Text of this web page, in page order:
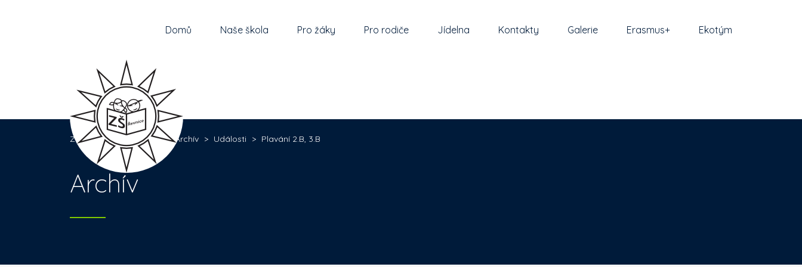
Domů Naše škola Pro žáky Pro rodiče Jídelna Kontakty Galerie Erasmus+ Ekotým
Základní škola Řevnice > Archív > Události > Plavání 2.B, 3.B
Archív